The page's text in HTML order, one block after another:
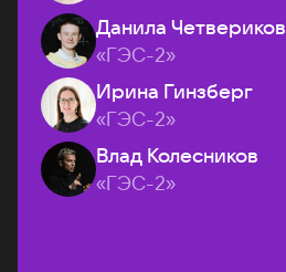
Данила Четвериков
«ГЭС-2»
Ирина Гинзберг
«ГЭС-2»
Влад Колесников
«ГЭС-2»